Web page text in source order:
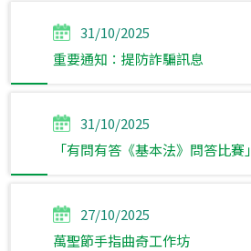
31/10/2025
重要通知：提防詐騙訊息
31/10/2025
「有問有答《基本法》問答比賽」
27/10/2025
萬聖節手指曲奇工作坊